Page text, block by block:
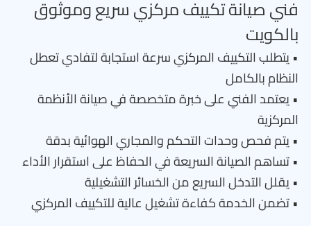
فني صيانة تكييف مركزي سريع وموثوق
بالكويت
• يتطلب التكييف المركزي سرعة استجابة لتفادي تعطل
النظام بالكامل
• يعتمد الفني على خبرة متخصصة في صيانة الأنظمة
المركزية
• يتم فحص وحدات التحكم والمجاري الهوائية بدقة
• تساهم الصيانة السريعة في الحفاظ على استقرار الأداء
• يقلل التدخل السريع من الخسائر التشغيلية
• تضمن الخدمة كفاءة تشغيل عالية للتكييف المركزي